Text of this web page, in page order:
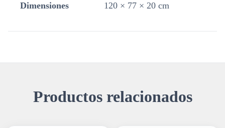
Dimensiones 120 × 77 × 20 cm
Productos relacionados